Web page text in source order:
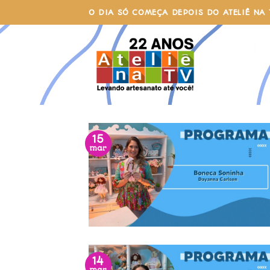
to
content
O DIA SÓ COMEÇA DEPOIS DO ATELIÊ NA
15
mar
14